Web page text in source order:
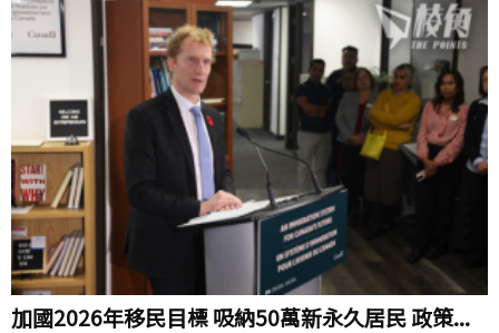
加國2026年移民目標 吸納50萬新永久居民 政策...